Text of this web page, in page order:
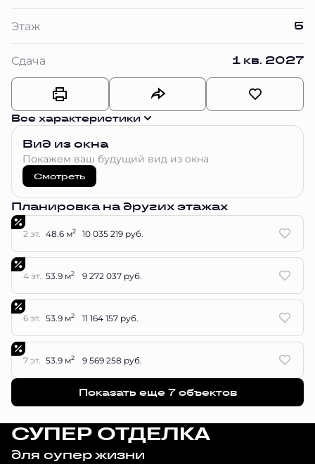
Этаж 5
Сдача 1 кв. 2027
Все характеристики
Вид из окна
Покажем ваш будущий вид из окна
Смотреть
Планировка на других этажах
2 эт. 48.6 м2 10 035 219 руб.
4 эт. 53.9 м2 9 272 037 руб.
6 эт. 53.9 м2 11 164 157 руб.
7 эт. 53.9 м2 9 569 258 руб.
Показать еще 7 объектов
СУПЕР ОТДЕЛКА
для супер жизни